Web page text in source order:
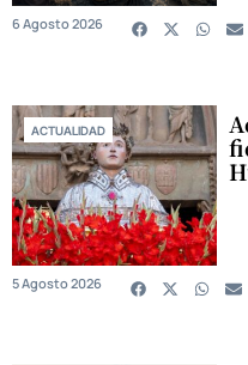
6 Agosto 2026
ACTUALIDAD
5 Agosto 2026